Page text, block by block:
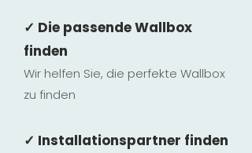
✓ Die passende Wallbox
finden
Wir helfen Sie, die perfekte Wallbox
zu finden
✓ Installationspartner finden